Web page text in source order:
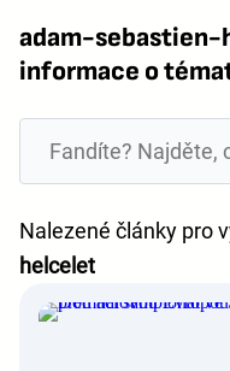
adam-
informace o
Nalezené články pro
helcelet